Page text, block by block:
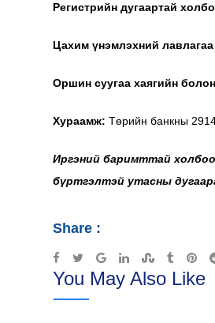
Регистрийн дугаартай
Цахим үнэмлэхний
Оршин суугаа хаягийн
Хураамж: Төрийн банкны
Иргэний баримттай
бүртгэлтэй утасны
Share :
Google+LinkedIn Tumblr
You May Also Like